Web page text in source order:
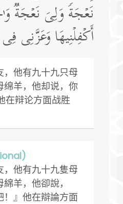
نَعۡجَةࣰ وَلِیَ نَعۡجَةࣱ وَ
أَكۡفِلۡنِیهَا وَعَزَّنِی
，他有九十九只母
绵羊，他却说，你
在辩论方面战胜
，他有九十九隻母
羊，他卻說，
！』他在辯論方面